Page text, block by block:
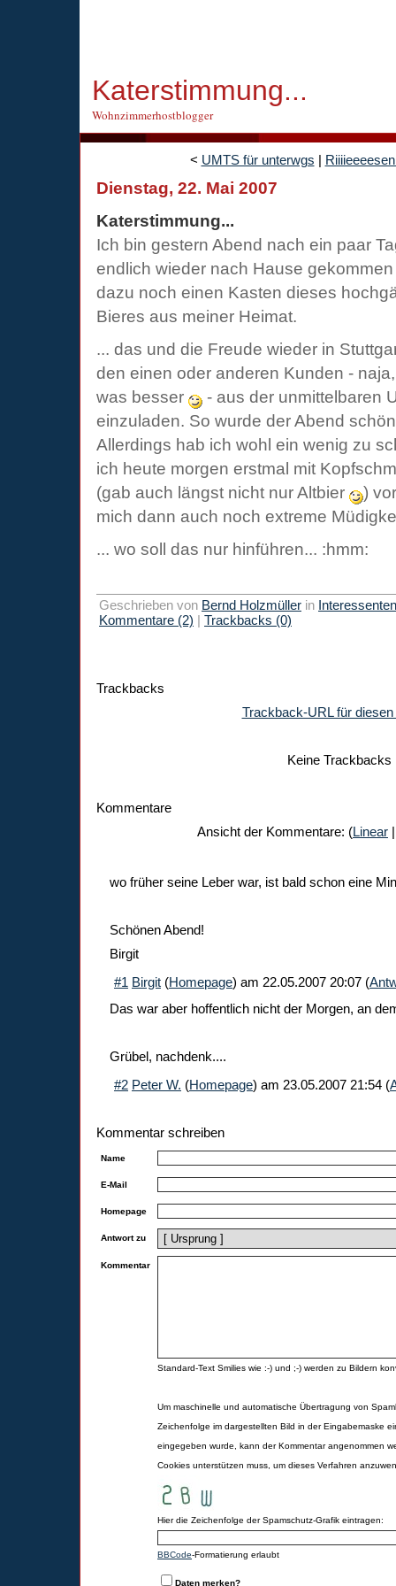
Katerstimmung...
Wohnzimmerhostblogger
< UMTS für unterwgs |
Dienstag, 22. Mai 2007
Katerstimmung...
Ich bin gestern Abend nach ein paar
endlich wieder nach Hause
dazu noch einen Kasten dieses
Bieres aus meiner Heimat.
... das und die Freude wieder in
den einen oder anderen Kunden -
was besser
- aus der unmittelbaren
einzuladen. So wurde der Abend
Allerdings hab ich wohl ein wenig zu
ich heute morgen erstmal mit
(gab auch längst nicht nur Altbier
)
mich dann auch noch extreme
... wo soll das nur hinführen... :hmm:
Geschrieben von Bernd Holzmüller in
Kommentare (2) | Trackbacks (0)
Trackbacks
Trackback-URL für diesen
Keine Trackbacks
Kommentare
Ansicht der Kommentare: (Linear
wo früher seine Leber war, ist bald schon eine
Schönen Abend!
Birgit
#1 Birgit (Homepage) am 22.05.2007 20:07 (
Das war aber hoffentlich nicht der Morgen, an
Grübel, nachdenk....
#2 Peter W. (Homepage) am 23.05.2007 21:54 (
Kommentar schreiben
Name
E-Mail
Homepage
Antwort zu
Kommentar
Standard-Text Smilies wie :-) und ;-) werden zu Bildern
Um maschinelle und automatische Übertragung von
Zeichenfolge im dargestellten Bild in der Eingabemaske
eingegeben wurde, kann der Kommentar angenommen
Cookies unterstützen muss, um dieses Verfahren
Hier die Zeichenfolge der Spamschutz-Grafik eintragen:
BBCode-Formatierung erlaubt
Daten merken?